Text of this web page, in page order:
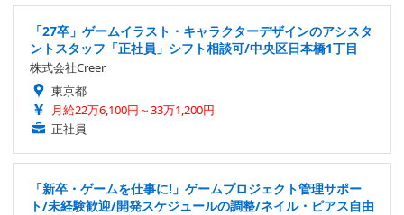
「27卒」ゲームイラスト・キャラクターデザインのアシスタ
ントスタッフ「正社員」シフト相談可/中央区日本橋1丁目
株式会社Creer
東京都
月給22万6,100円～33万1,200円
正社員
「新卒・ゲームを仕事に!」ゲームプロジェクト管理サポー
ト/未経験歓迎/開発スケジュールの調整/ネイル・ピアス自由